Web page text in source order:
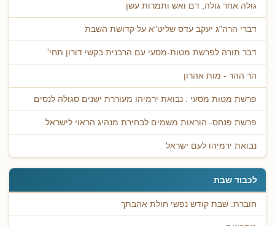
גולה אחר גולה, דם ואש ותמרות עשן
דברי הרה"ג יעקב עדס שליט"א על קדושת השבת
דבר תורה לפרשת מטות-מסעי עם הרבנית בקשי דורון תחי'
הר ההר - מות אהרון
פרשת מטות מסעי : נבואת ירמיהו מעוררת ישנים סגולה לנסים
פרשת פנחס- הוראות משמים לבחירת מנהיג הראוי לישראל
נבואת ירמיהו לעם ישראל
לכבוד שבת
חוברת: שבת קודש נפשי חולת אהבתך